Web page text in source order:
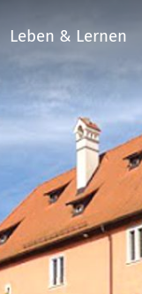
Leben & Lernen